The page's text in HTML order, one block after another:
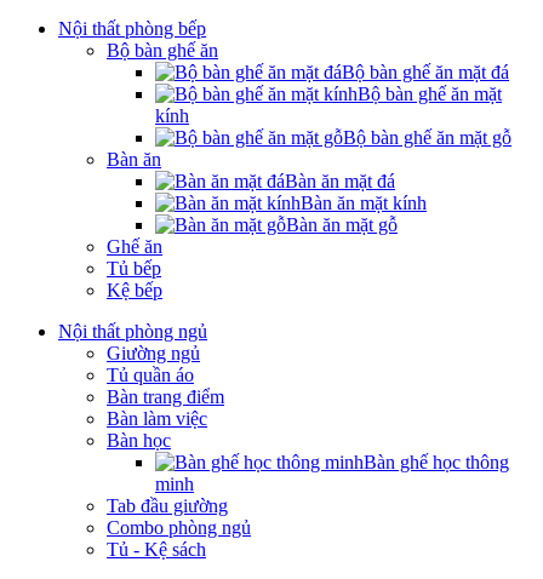
Nội thất phòng bếp
Bộ bàn ghế ăn
Bộ bàn ghế ăn mặt đá
Bộ bàn ghế ăn mặt
kính
Bộ bàn ghế ăn mặt gỗ
Bàn ăn
Bàn ăn mặt đá
Bàn ăn mặt kính
Bàn ăn mặt gỗ
Ghế ăn
Tủ bếp
Kệ bếp
Nội thất phòng ngủ
Giường ngủ
Tủ quần áo
Bàn trang điểm
Bàn làm việc
Bàn học
Bàn ghế học thông
minh
Tab đầu giường
Combo phòng ngủ
Tủ - Kệ sách